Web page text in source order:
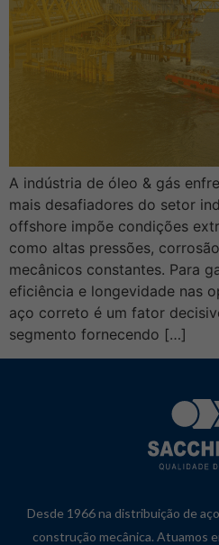
A indústria de óleo & gás
mais desafiadores do setor
offshore impõe condições
como altas pressões,
mecânicos constantes. Para
eficiência e longevidade nas
aço correto é um fator
segmento fornecendo […]
Desde 1966 na distribuição de
construção mecânica. Atuamos